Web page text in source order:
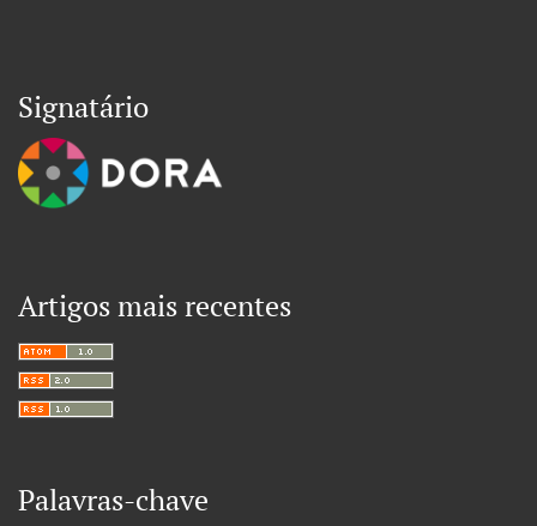
Signatário
Artigos mais recentes
Palavras-chave